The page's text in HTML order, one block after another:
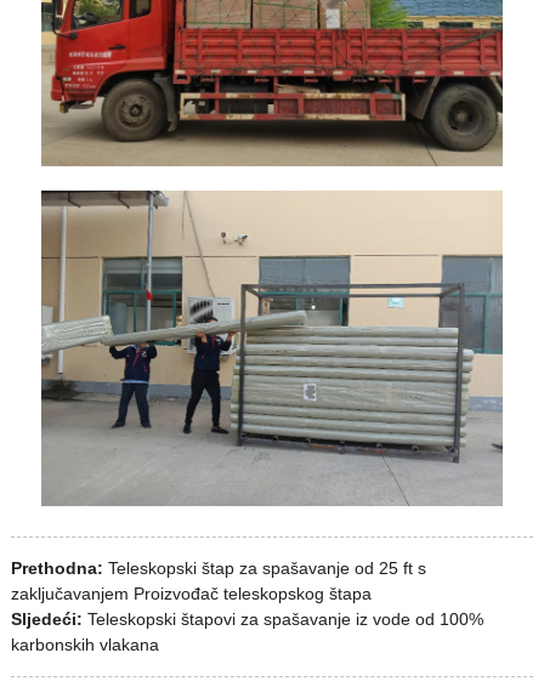
Prethodna: Teleskopski štap za spašavanje od 25 ft s
zaključavanjem Proizvođač teleskopskog štapa
Sljedeći: Teleskopski štapovi za spašavanje iz vode od 100%
karbonskih vlakana